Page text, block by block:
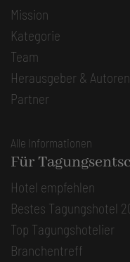
Mission
Kategorie
Team
Herausgeber & Autoren
Partner
Alle Informationen
Für
Hotel empfehlen
Bestes Tagungshotel
Top Tagungshotelier
Branchentreff